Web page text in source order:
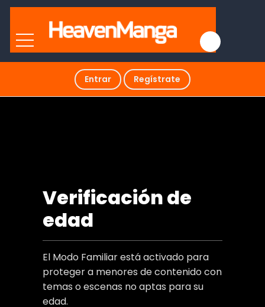
Entrar Regístrate
Verificación de
edad
El Modo Familiar está activado para
proteger a menores de contenido con
temas o escenas no aptas para su
edad.